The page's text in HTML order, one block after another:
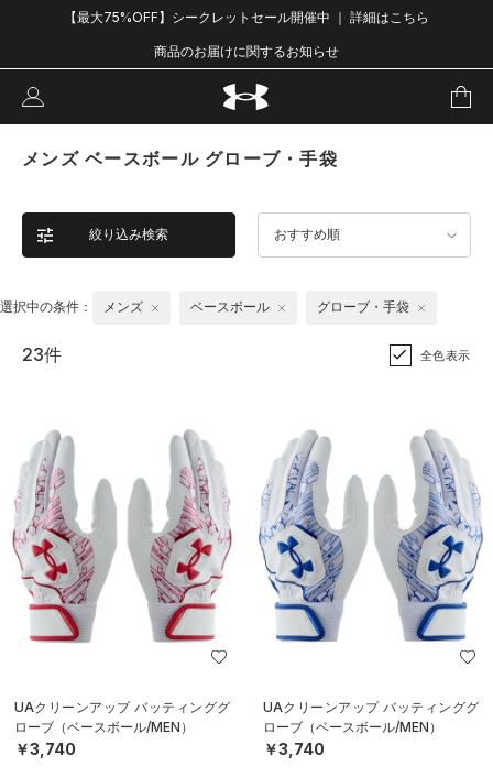
【最大75%OFF】シークレットセール開催中 ｜ 詳細はこちら
商品のお届けに関するお知らせ
メンズ ベースボール グローブ・手袋
絞り込み検索 おすすめ順
選択中の条件： メンズ ベースボール グローブ・手袋
23件 全色表示
UAクリーンアップ バッティンググ
ローブ（ベースボール/MEN）
￥3,740
UAクリーンアップ バッティンググ
ローブ（ベースボール/MEN）
￥3,740